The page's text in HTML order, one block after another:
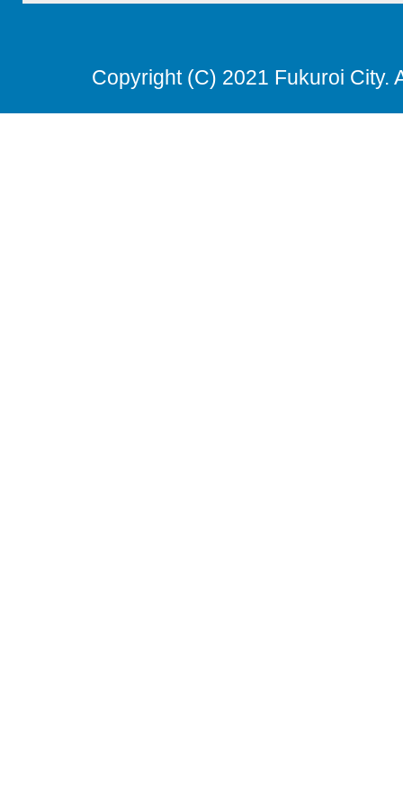
Copyright (C) 2021 Fukuroi City.